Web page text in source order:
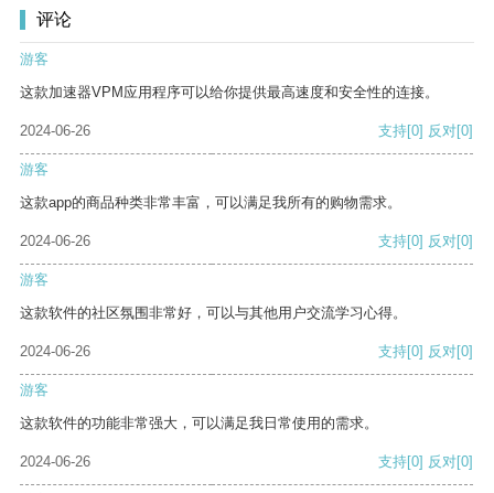
评论
游客
这款加速器VPM应用程序可以给你提供最高速度和安全性的连接。
2024-06-26 支持[0] 反对[0]
游客
这款app的商品种类非常丰富，可以满足我所有的购物需求。
2024-06-26 支持[0] 反对[0]
游客
这款软件的社区氛围非常好，可以与其他用户交流学习心得。
2024-06-26 支持[0] 反对[0]
游客
这款软件的功能非常强大，可以满足我日常使用的需求。
2024-06-26 支持[0] 反对[0]